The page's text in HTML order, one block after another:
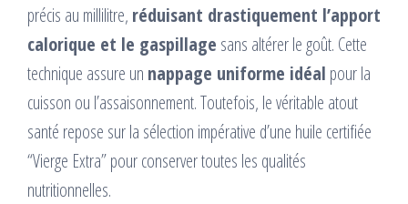
précis au millilitre, réduisant drastiquement l’apport
calorique et le gaspillage sans altérer le goût. Cette
technique assure un nappage uniforme idéal pour la
cuisson ou l’assaisonnement. Toutefois, le véritable atout
santé repose sur la sélection impérative d’une huile certifiée
“Vierge Extra” pour conserver toutes les qualités
nutritionnelles.